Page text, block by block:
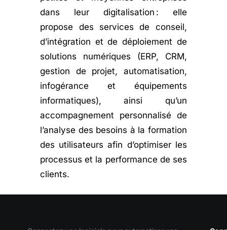
dans leur digitalisation : elle
propose des services de conseil,
d’intégration et de déploiement de
solutions numériques (ERP, CRM,
gestion de projet, automatisation,
infogérance et équipements
informatiques), ainsi qu’un
accompagnement personnalisé de
l’analyse des besoins à la formation
des utilisateurs afin d’optimiser les
processus et la performance de ses
clients.